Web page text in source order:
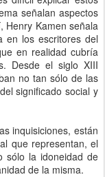
señalan aspectos
Henry Kamen señala
en los escritores del
en realidad cubría
Desde el siglo XIII
no tan sólo de las
significado social y
inquisiciones, están
que representan, el
sólo la idoneidad de
de la misma.